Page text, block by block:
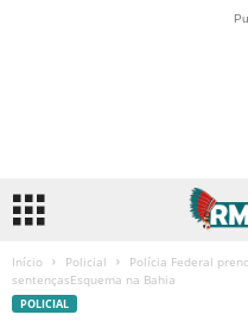
Início Policial
Polícia Federal
sentençasEsquema na Bahia
POLICIAL